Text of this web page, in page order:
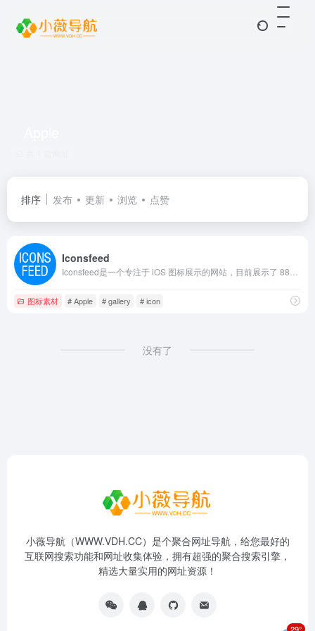
排序 发布 更新 浏览 点赞
Iconsfeed
图标素材 # Apple # gallery # icon
没有了
小薇导航（WWW.VDH.CC）是个聚合网址导航，给您最好的
互联网搜索功能和网址收集体验，拥有超强的聚合搜索引擎，
精选大量实用的网址资源！